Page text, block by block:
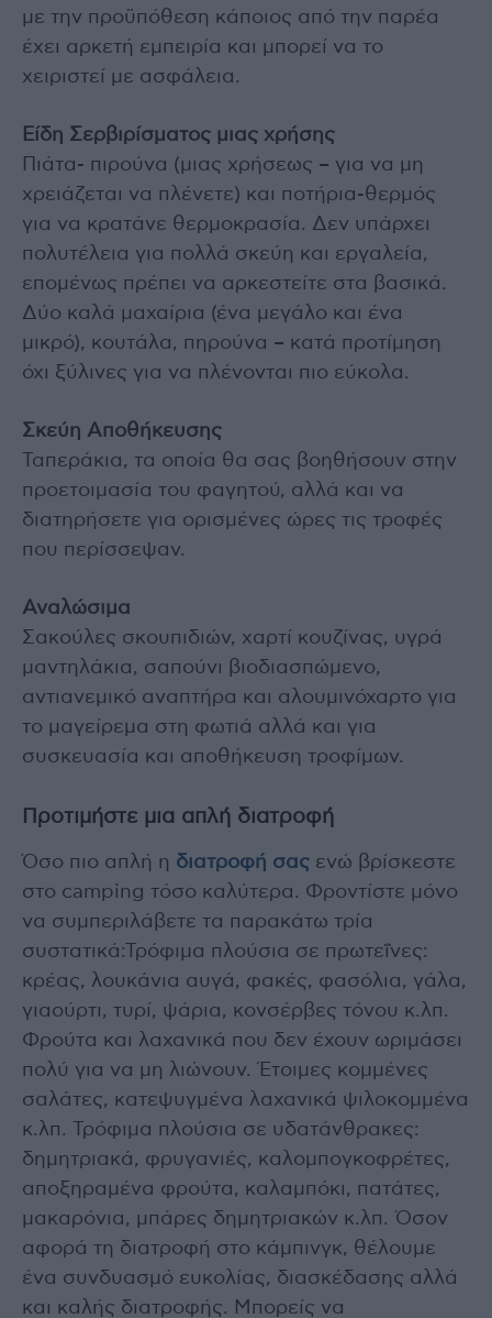
με την προϋπόθεση κάποιος από την παρέα
έχει αρκετή εμπειρία και μπορεί να το
χειριστεί με ασφάλεια.
Είδη Σερβιρίσματος μιας χρήσης
Πιάτα- πιρούνα (μιας χρήσεως – για να μη
χρειάζεται να πλένετε) και ποτήρια-θερμός
για να κρατάνε θερμοκρασία. Δεν υπάρχει
πολυτέλεια για πολλά σκεύη και εργαλεία,
επομένως πρέπει να αρκεστείτε στα βασικά.
Δύο καλά μαχαίρια (ένα μεγάλο και ένα
μικρό), κουτάλα, πηρούνα – κατά προτίμηση
όχι ξύλινες για να πλένονται πιο εύκολα.
Σκεύη Αποθήκευσης
Ταπεράκια, τα οποία θα σας βοηθήσουν στην
προετοιμασία του φαγητού, αλλά και να
διατηρήσετε για ορισμένες ώρες τις τροφές
που περίσσεψαν.
Αναλώσιμα
Σακούλες σκουπιδιών, xαρτί κουζίνας, υγρά
μαντηλάκια, σαπούνι βιοδιασπώμενο,
αντιανεμικό αναπτήρα και αλουμινόχαρτο για
το μαγείρεμα στη φωτιά αλλά και για
συσκευασία και αποθήκευση τροφίμων.
Προτιμήστε μια απλή διατροφή
Όσο πιο απλή η διατροφή σας ενώ βρίσκεστε
στο camping τόσο καλύτερα. Φροντίστε μόνο
να συμπεριλάβετε τα παρακάτω τρία
συστατικά:Τρόφιμα πλούσια σε πρωτεΐνες:
κρέας, λουκάνια αυγά, φακές, φασόλια, γάλα,
γιαούρτι, τυρί, ψάρια, κονσέρβες τόνου κ.λπ.
Φρούτα και λαχανικά που δεν έχουν ωριμάσει
πολύ για να μη λιώνουν. Έτοιμες κομμένες
σαλάτες, κατεψυγμένα λαχανικά ψιλοκομμένα
κ.λπ. Τρόφιμα πλούσια σε υδατάνθρακες:
δημητριακά, φρυγανιές, καλομπογκοφρέτες,
αποξηραμένα φρούτα, καλαμπόκι, πατάτες,
μακαρόνια, μπάρες δημητριακών κ.λπ. Όσον
αφορά τη διατροφή στο κάμπινγκ, θέλουμε
ένα συνδυασμό ευκολίας, διασκέδασης αλλά
και καλής διατροφής. Μπορείς να